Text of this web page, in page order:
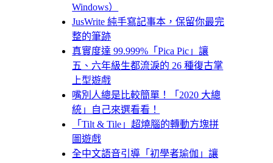
Windows）
JusWrite 純手寫記事本，保留你最完
整的筆跡
真實度達 99.999%「Pica Pic」讓
五、六年級生都流淚的 26 種復古掌
上型遊戲
嘴別人總是比較簡單！「2020 大總
統」自己來選看看！
「Tilt & Tile」超燒腦的轉動方塊拼
圖遊戲
全中文語音引導「初學者瑜伽」讓